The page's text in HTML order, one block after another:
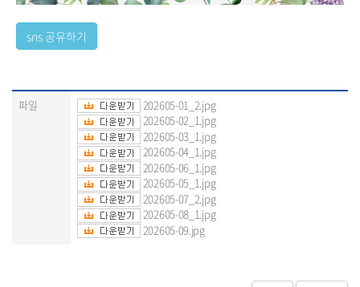
파일
202605-01_2.jpg
202605-02_1.jpg
202605-03_1.jpg
202605-04_1.jpg
202605-06_1.jpg
202605-05_1.jpg
202605-07_2.jpg
202605-08_1.jpg
202605-09.jpg